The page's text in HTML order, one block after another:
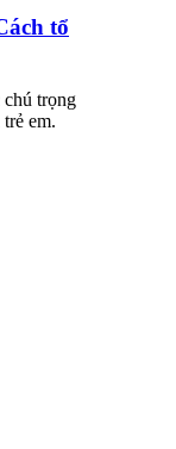
tổ
chú trọng
em.